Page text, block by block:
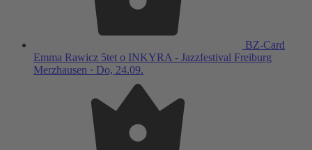
BZ-Card
Emma Rawicz 5tet o INKYRA - Jazzfestival Freiburg
Merzhausen · Do, 24.09.